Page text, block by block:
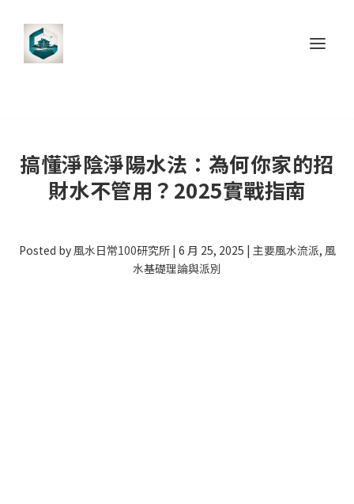
搞懂淨陰淨陽水法：為何你家的招
財水不管用？2025實戰指南
Posted by風水日常100研究所| 6 月 25, 2025 | 主要風水流派, 風
水基礎理論與派別